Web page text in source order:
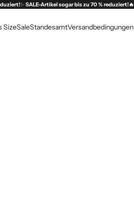
✨ SALE-Artikel sogar bis zu 70 % reduziert!🔥
SizeSaleStandesamtVersandbedingungen